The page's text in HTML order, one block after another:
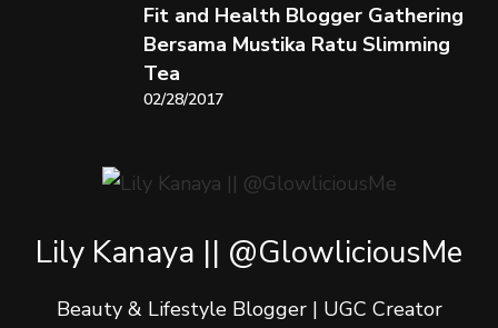
Fit and Health Blogger Gathering
Bersama Mustika Ratu Slimming
Tea
02/28/2017
Lily Kanaya || @GlowliciousMe
Beauty & Lifestyle Blogger | UGC Creator